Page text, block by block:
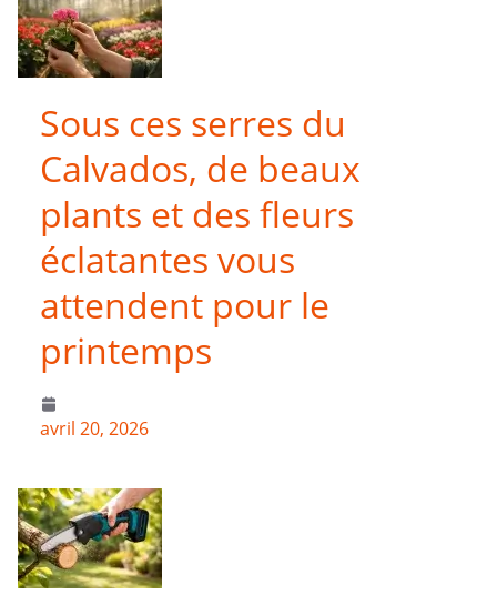
Sous ces serres du
Calvados, de beaux
plants et des fleurs
éclatantes vous
attendent pour le
printemps
avril 20, 2026